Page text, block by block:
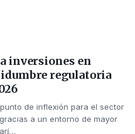
inversiones en
regulatoria
de inflexión para el sector
a un entorno de mayor